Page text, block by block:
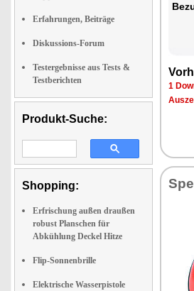
Erfahrungen, Beiträge
Diskussions-Forum
Testergebnisse aus Tests &
Testberichten
Produkt-Suche:
Shopping:
Erfrischung außen draußen
robust Planschen für
Abkühlung Deckel Hitze
Flip-Sonnenbrille
Elektrische Wasserpistole
1